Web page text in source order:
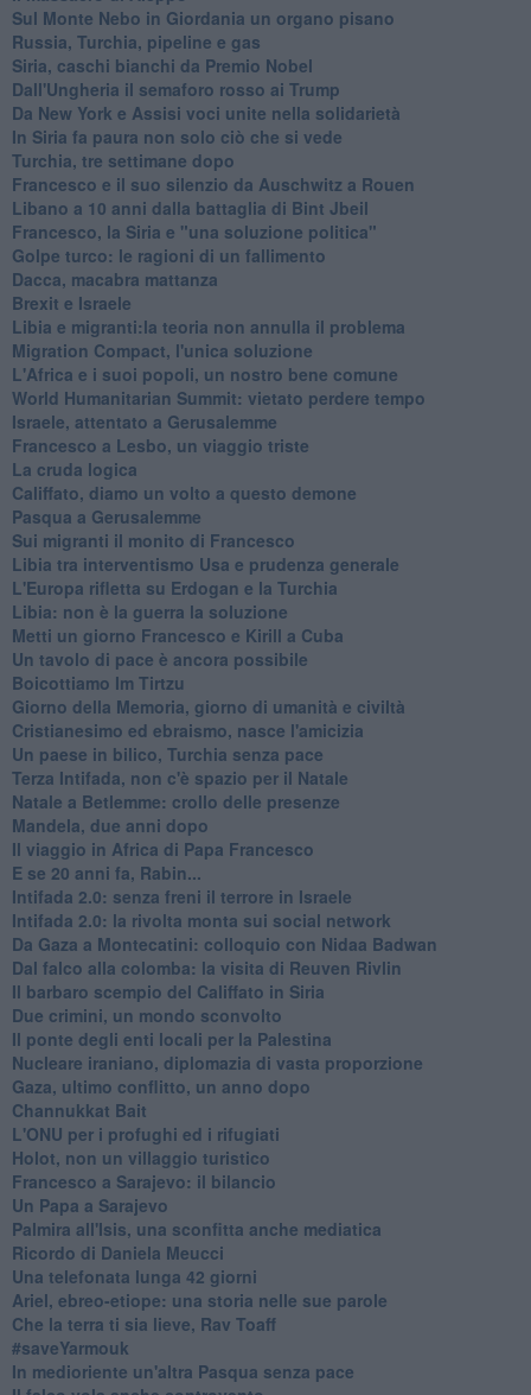
Sul Monte Nebo in Giordania un organo pisano
Russia, Turchia, pipeline e gas
Siria, caschi bianchi da Premio Nobel
Dall'Ungheria il semaforo rosso ai Trump
Da New York e Assisi voci unite nella solidarietà
In Siria fa paura non solo ciò che si vede
Turchia, tre settimane dopo
Francesco e il suo silenzio da Auschwitz a Rouen
Libano a 10 anni dalla battaglia di Bint Jbeil
Francesco, la Siria e "una soluzione politica"
Golpe turco: le ragioni di un fallimento
Dacca, macabra mattanza
Brexit e Israele
Libia e migranti:la teoria non annulla il problema
Migration Compact, l'unica soluzione
L'Africa e i suoi popoli, un nostro bene comune
World Humanitarian Summit: vietato perdere tempo
Israele, attentato a Gerusalemme
Francesco a Lesbo, un viaggio triste
La cruda logica
Califfato, diamo un volto a questo demone
Pasqua a Gerusalemme
Sui migranti il monito di Francesco
Libia tra interventismo Usa e prudenza generale
L'Europa rifletta su Erdogan e la Turchia
Libia: non è la guerra la soluzione
Metti un giorno Francesco e Kirill a Cuba
Un tavolo di pace è ancora possibile
Boicottiamo Im Tirtzu
Giorno della Memoria, giorno di umanità e civiltà
Cristianesimo ed ebraismo, nasce l'amicizia
Un paese in bilico, Turchia senza pace
Terza Intifada, non c'è spazio per il Natale
Natale a Betlemme: crollo delle presenze
Mandela, due anni dopo
Il viaggio in Africa di Papa Francesco
E se 20 anni fa, Rabin...
Intifada 2.0: senza freni il terrore in Israele
Intifada 2.0: la rivolta monta sui social network
Da Gaza a Montecatini: colloquio con Nidaa Badwan
Dal falco alla colomba: la visita di Reuven Rivlin
Il barbaro scempio del Califfato in Siria
Due crimini, un mondo sconvolto
Il ponte degli enti locali per la Palestina
Nucleare iraniano, diplomazia di vasta proporzione
Gaza, ultimo conflitto, un anno dopo
Channukkat Bait
L'ONU per i profughi ed i rifugiati
Holot, non un villaggio turistico
Francesco a Sarajevo: il bilancio
Un Papa a Sarajevo
Palmira all'Isis, una sconfitta anche mediatica
Ricordo di Daniela Meucci
​Una telefonata lunga 42 giorni
​Ariel, ebreo-etiope: una storia nelle sue parole
Che la terra ti sia lieve, Rav Toaff
​#saveYarmouk
​In medioriente un'altra Pasqua senza pace